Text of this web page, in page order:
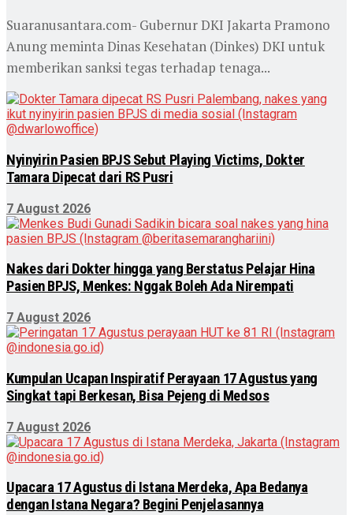
Suaranusantara.com- Gubernur DKI Jakarta Pramono
Anung meminta Dinas Kesehatan (Dinkes) DKI untuk
memberikan sanksi tegas terhadap tenaga...
Nyinyirin Pasien BPJS Sebut Playing Victims, Dokter
Tamara Dipecat dari RS Pusri
7 August 2026
Nakes dari Dokter hingga yang Berstatus Pelajar Hina
Pasien BPJS, Menkes: Nggak Boleh Ada Nirempati
7 August 2026
Kumpulan Ucapan Inspiratif Perayaan 17 Agustus yang
Singkat tapi Berkesan, Bisa Pejeng di Medsos
7 August 2026
Upacara 17 Agustus di Istana Merdeka, Apa Bedanya
dengan Istana Negara? Begini Penjelasannya